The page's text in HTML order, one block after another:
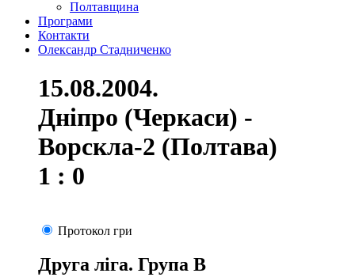
Полтавщина
Програми
Контакти
Олександр Стадниченко
15.08.2004.
Дніпро (Черкаси) -
Ворскла-2 (Полтава)
1 : 0
Протокол гри
Друга ліга. Група В